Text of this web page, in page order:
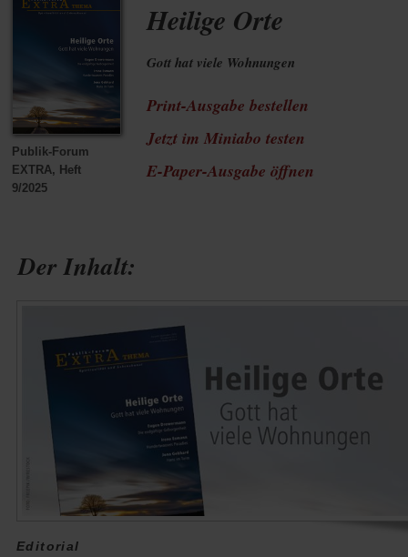
Publik-Forum
EXTRA, Heft
9/2025
Heilige Orte
Gott hat viele Wohnungen
Print-Ausgabe bestellen
Jetzt im Miniabo testen
E-Paper-Ausgabe öffnen
Der Inhalt:
Editorial